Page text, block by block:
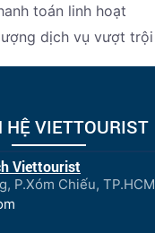
toán linh hoạt
dịch vụ vượt trội
HỆ VIETTOURIST
Viettourist
P.Xóm Chiếu, TP.HCM